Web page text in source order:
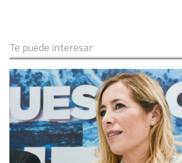
Te puede interesar